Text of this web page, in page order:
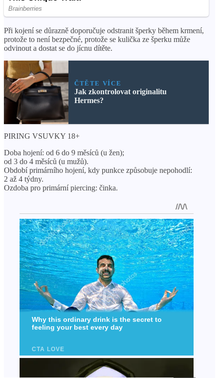
Při kojení se důrazně doporučuje odstranit šperky během krmení,
protože to není bezpečné, protože se kulička ze šperku může
odvinout a dostat se do jícnu dítěte.
ČTĚTE VÍCE
Jak zkontrolovat originalitu
Hermes?
PIRING VSUVKY 18+
Doba hojení: od 6 do 9 měsíců (u žen);
od 3 do 4 měsíců (u mužů).
Období primárního hojení, kdy punkce způsobuje nepohodlí:
2 až 4 týdny.
Ozdoba pro primární piercing: činka.